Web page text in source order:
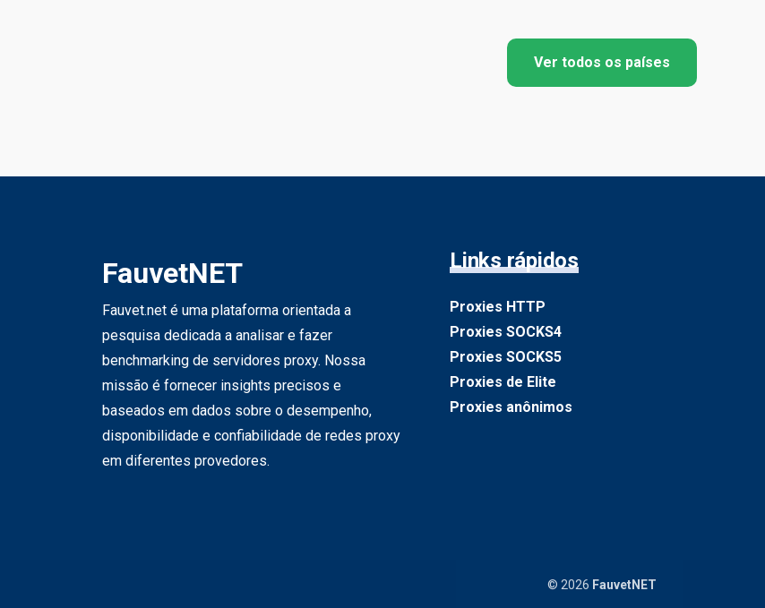
Ver todos os países
FauvetNET
Fauvet.net é uma plataforma orientada a
pesquisa dedicada a analisar e fazer
benchmarking de servidores proxy. Nossa
missão é fornecer insights precisos e
baseados em dados sobre o desempenho,
disponibilidade e confiabilidade de redes proxy
em diferentes provedores.
Links rápidos
Proxies HTTP
Proxies SOCKS4
Proxies SOCKS5
Proxies de Elite
Proxies anônimos
© 2026 FauvetNET